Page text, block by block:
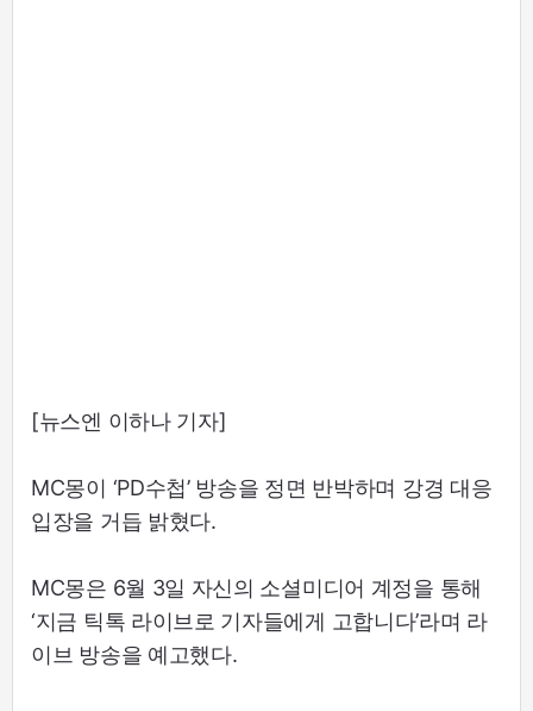
[뉴스엔 이하나 기자]
MC몽이 ‘PD수첩’ 방송을 정면 반박하며 강경 대응
입장을 거듭 밝혔다.
MC몽은 6월 3일 자신의 소셜미디어 계정을 통해
‘지금 틱톡 라이브로 기자들에게 고합니다’라며 라
이브 방송을 예고했다.